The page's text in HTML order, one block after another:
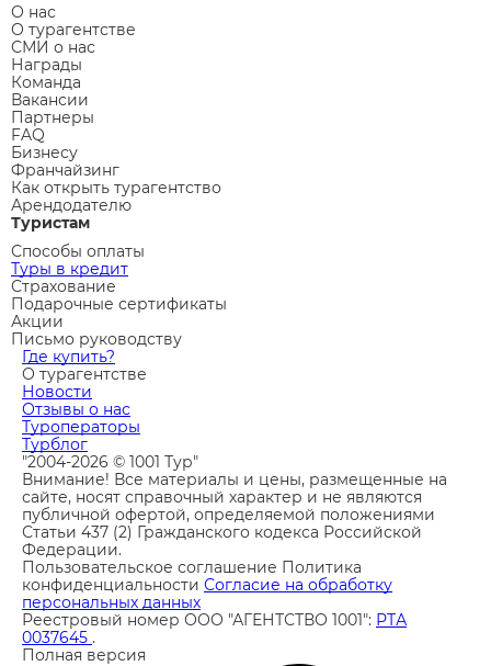
О нас
О турагентстве
СМИ о нас
Награды
Команда
Вакансии
Партнеры
FAQ
Бизнесу
Франчайзинг
Как открыть турагентство
Арендодателю
Туристам
Способы оплаты
Туры в кредит
Страхование
Подарочные сертификаты
Акции
Письмо руководству
Где купить?
О турагентстве
Новости
Отзывы о нас
Туроператоры
Турблог
"2004-2026 © 1001 Тур"
Внимание! Все материалы и цены, размещенные на
сайте, носят справочный характер и не являются
публичной офертой, определяемой положениями
Статьи 437 (2) Гражданского кодекса Российской
Федерации.
Пользовательское соглашение Политика
конфиденциальности Согласие на обработку
персональных данных
Реестровый номер ООО "АГЕНТСТВО 1001": РТА
0037645 .
Полная версия